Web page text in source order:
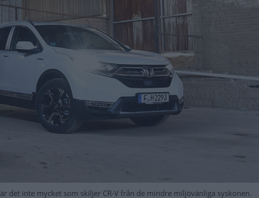
det inte mycket som skiljer CR-V från de mindre miljövänliga syskonen.